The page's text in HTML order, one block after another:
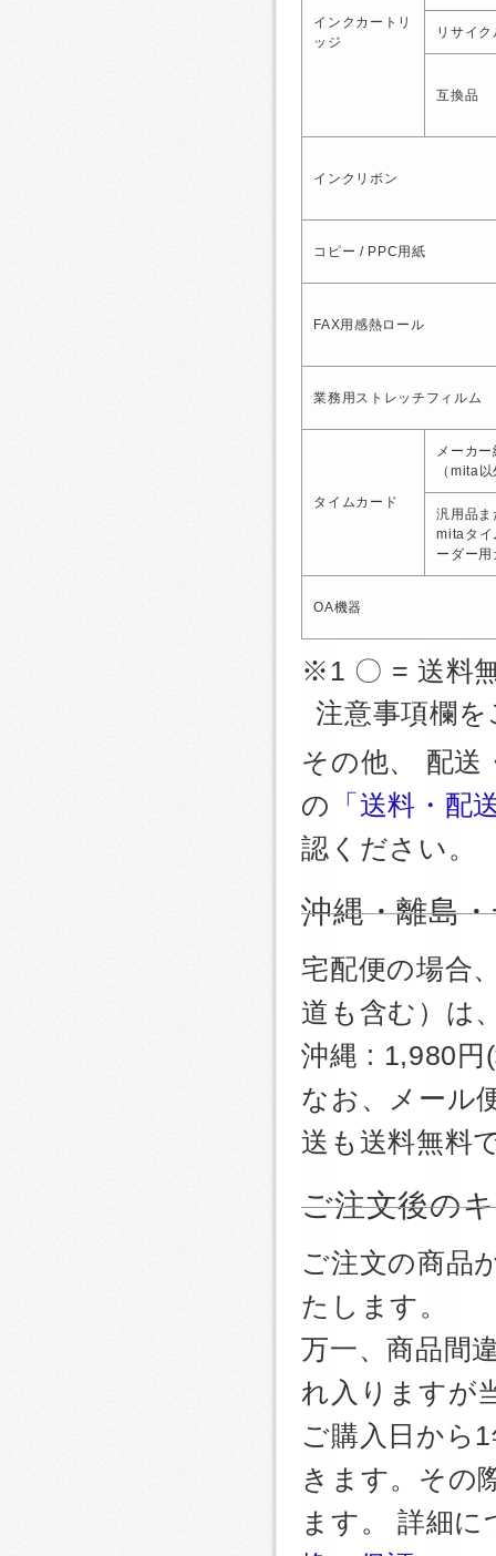
インクカートリ
ッジ
リサイ
互換品
インクリボン
コピー / PPC用紙
FAX用感熱ロール
業務用ストレッチフィルム
タイムカード
メーカ
（mita
汎用品ま
mitaタイ
ーダー
OA機器
※1 〇 = 送料
注意事項欄
その他、 配送
の
「送料・配
認ください。
沖縄・離島
宅配便の場合
道も含む）は
沖縄 : 1,980円
なお、メール
送も送料無料
ご注文後の
ご注文の商品
たします。
万一、商品間
れ入りますが
ご購入日から
きます。その
ます。 詳細